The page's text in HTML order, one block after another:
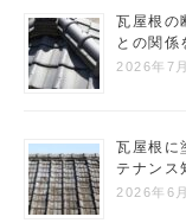
瓦屋根の
との関係
2026年7
瓦屋根に
テナンス
2026年6